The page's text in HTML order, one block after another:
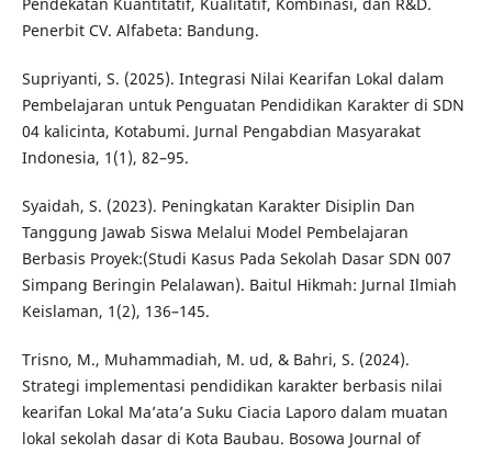
Pendekatan Kuantitatif, Kualitatif, Kombinasi, dan R&D.
Penerbit CV. Alfabeta: Bandung.
Supriyanti, S. (2025). Integrasi Nilai Kearifan Lokal dalam
Pembelajaran untuk Penguatan Pendidikan Karakter di SDN
04 kalicinta, Kotabumi. Jurnal Pengabdian Masyarakat
Indonesia, 1(1), 82–95.
Syaidah, S. (2023). Peningkatan Karakter Disiplin Dan
Tanggung Jawab Siswa Melalui Model Pembelajaran
Berbasis Proyek:(Studi Kasus Pada Sekolah Dasar SDN 007
Simpang Beringin Pelalawan). Baitul Hikmah: Jurnal Ilmiah
Keislaman, 1(2), 136–145.
Trisno, M., Muhammadiah, M. ud, & Bahri, S. (2024).
Strategi implementasi pendidikan karakter berbasis nilai
kearifan Lokal Ma’ata’a Suku Ciacia Laporo dalam muatan
lokal sekolah dasar di Kota Baubau. Bosowa Journal of